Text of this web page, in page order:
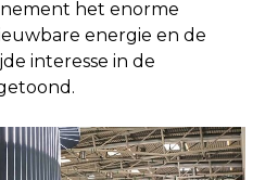
het enorme
energie en de
interesse in de